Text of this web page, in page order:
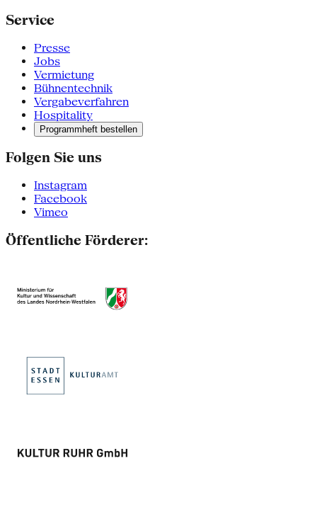
Service
Presse
Jobs
Vermietung
Bühnentechnik
Vergabeverfahren
Hospitality
Programmheft bestellen
Folgen Sie uns
Instagram
Facebook
Vimeo
Öffentliche Förderer: